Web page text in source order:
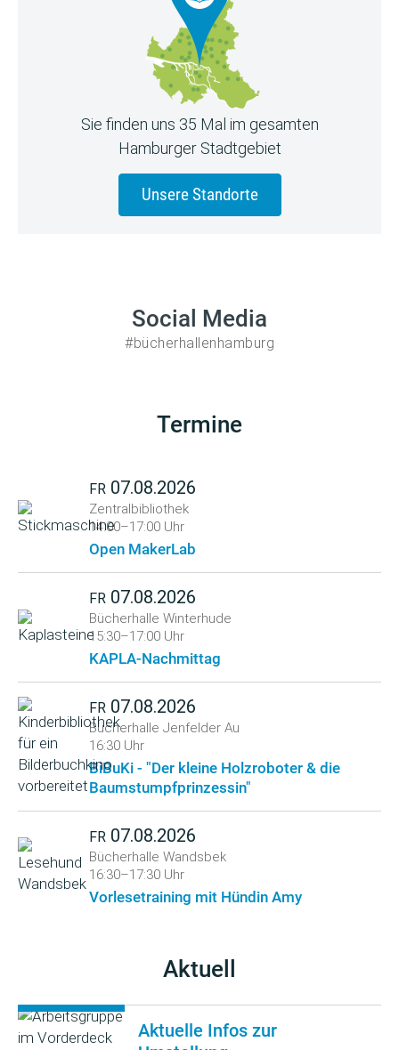
Sie finden uns 35 Mal im gesamten
Hamburger Stadtgebiet
Unsere Standorte
Social Media
#bücherhallenhamburg
Termine
FR 07.08.2026
Zentralbibliothek
14:00–17:00 Uhr
Open MakerLab
FR 07.08.2026
Bücherhalle Winterhude
15:30–17:00 Uhr
KAPLA-Nachmittag
FR 07.08.2026
Bücherhalle Jenfelder Au
16:30 Uhr
BiBuKi - "Der kleine Holzroboter & die
Baumstumpfprinzessin"
FR 07.08.2026
Bücherhalle Wandsbek
16:30–17:30 Uhr
Vorlesetraining mit Hündin Amy
Aktuell
Aktuelle Infos zur